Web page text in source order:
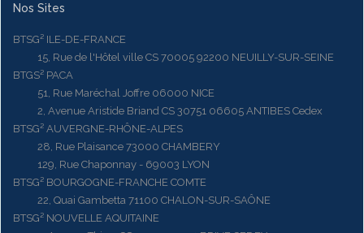
Nos Sites
BTSG² ILE-DE-FRANCE
15, Rue de l'Hôtel ville CS 70005 92200 NEUILLY-SUR-SEINE
BTGS² PACA
51, Rue Maréchal Joffre 06000 NICE
2, Avenue Aristide Briand CS 30751 06605 ANTIBES Cedex
BTSG² AUVERGNE-RHÔNE-ALPES
28, Rue Plaisance 73000 CHAMBERY
129, Rue Chaponnay - 69003 LYON
BTSG² BOURGOGNE-FRANCHE COMTE
22, Quai Gambetta 71100 CHALON-SUR-SAÔNE
BTSG² NOUVELLE AQUITAINE